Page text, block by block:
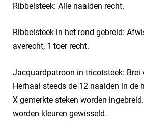
Ribbelsteek: Alle naalden recht.
Ribbelsteek in het rond gebreid:
averecht, 1 toer recht.
Jacquardpatroon in tricotsteek: Brei
Herhaal steeds de 12 naalden in de
X gemerkte steken worden
worden kleuren gewisseld.